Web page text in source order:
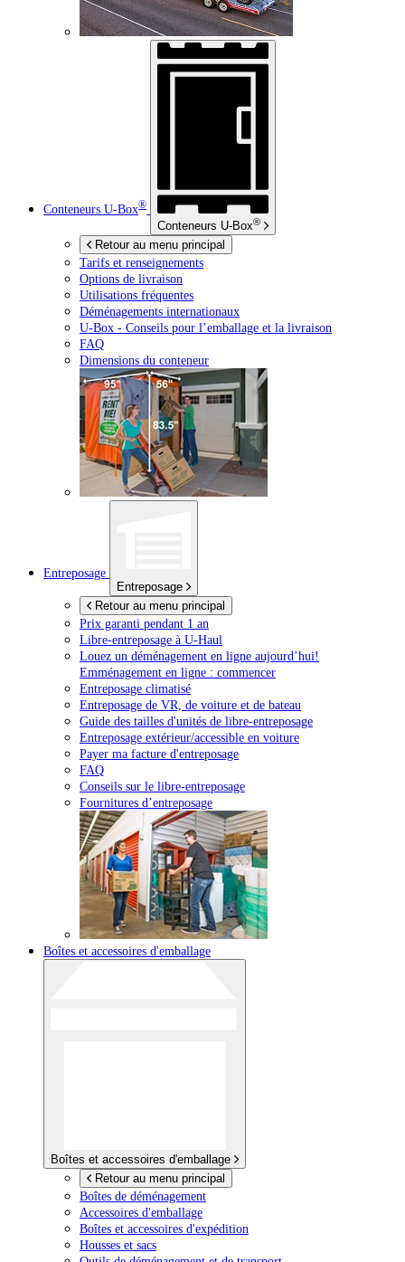
Conteneurs U-Box®
Conteneurs U-Box®
Retour au menu principal
Tarifs et renseignements
Options de livraison
Utilisations fréquentes
Déménagements internationaux
U-Box - Conseils pour l’emballage et la livraison
FAQ
Dimensions du conteneur
Entreposage
Entreposage
Retour au menu principal
Prix garanti pendant 1 an
Libre-entreposage à U-Haul
Louez un déménagement en ligne aujourd’hui!
Emménagement en ligne : commencer
Entreposage climatisé
Entreposage de VR, de voiture et de bateau
Guide des tailles d'unités de libre-entreposage
Entreposage extérieur/accessible en voiture
Payer ma facture d'entreposage
FAQ
Conseils sur le libre-entreposage
Fournitures d’entreposage
Boîtes et accessoires d'emballage
Boîtes et accessoires d'emballage
Retour au menu principal
Boîtes de déménagement
Accessoires d'emballage
Boîtes et accessoires d'expédition
Housses et sacs